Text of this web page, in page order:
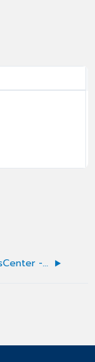
EinweisungsCenter - Einleitung